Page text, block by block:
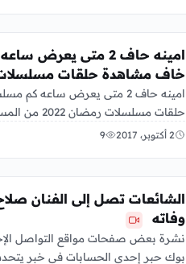
امينه حاف 2 متى
خاف مشاهدة حلقات مسلسلات
امينه حاف 2 متى يعرض ساعه
حلقات
تعرض…
2 أكتوبر، 2017 9
الشائعات تصل إلى الفنان
وفاته
نشرة بعض صفحات مواقع التواصل
بوك حبر إحدى الحسابات في خبر